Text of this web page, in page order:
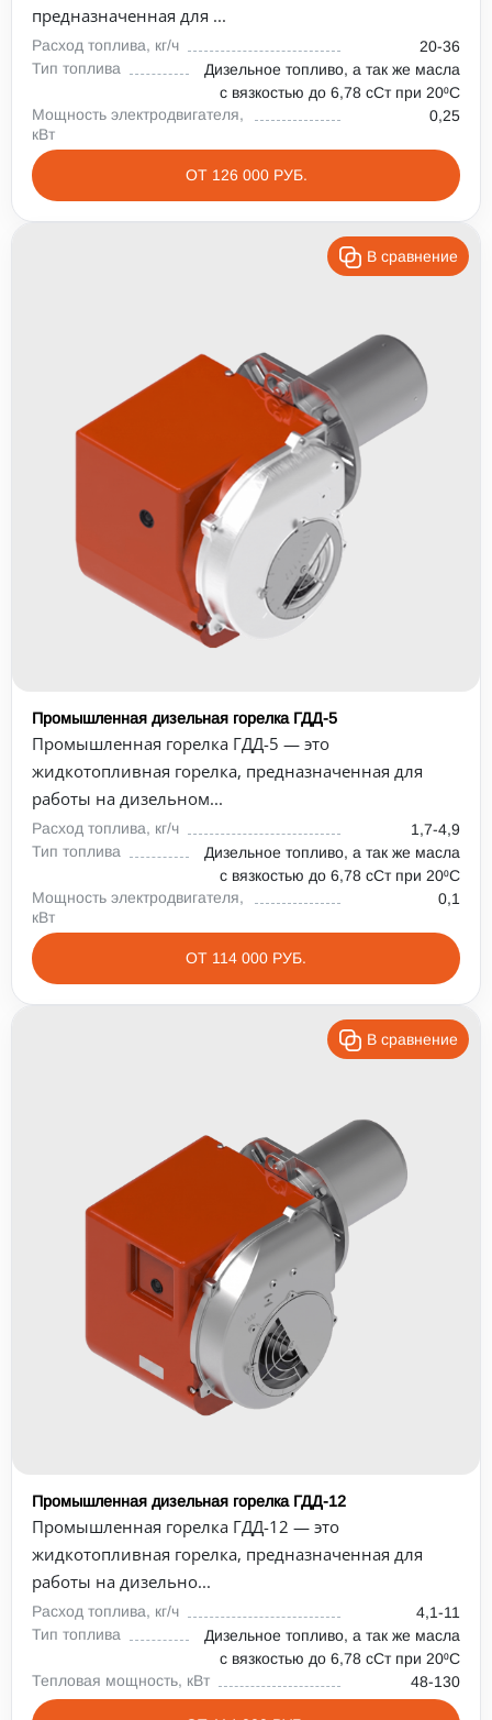
предназначенная для ...
Расход топлива, кг/ч
20-36
Тип топлива
Дизельное топливо, а так же масла
с вязкостью до 6,78 сСт при 20⁰С
Мощность электродвигателя,
кВт
0,25
ОТ 126 000 РУБ.
В сравнение
Промышленная дизельная горелка ГДД-5
Промышленная горелка ГДД-5 — это
жидкотопливная горелка, предназначенная для
работы на дизельном...
Расход топлива, кг/ч
1,7-4,9
Тип топлива
Дизельное топливо, а так же масла
с вязкостью до 6,78 сСт при 20⁰С
Мощность электродвигателя,
кВт
0,1
ОТ 114 000 РУБ.
В сравнение
Промышленная дизельная горелка ГДД-12
Промышленная горелка ГДД-12 — это
жидкотопливная горелка, предназначенная для
работы на дизельно...
Расход топлива, кг/ч
4,1-11
Тип топлива
Дизельное топливо, а так же масла
с вязкостью до 6,78 сСт при 20⁰С
Тепловая мощность, кВт
48-130